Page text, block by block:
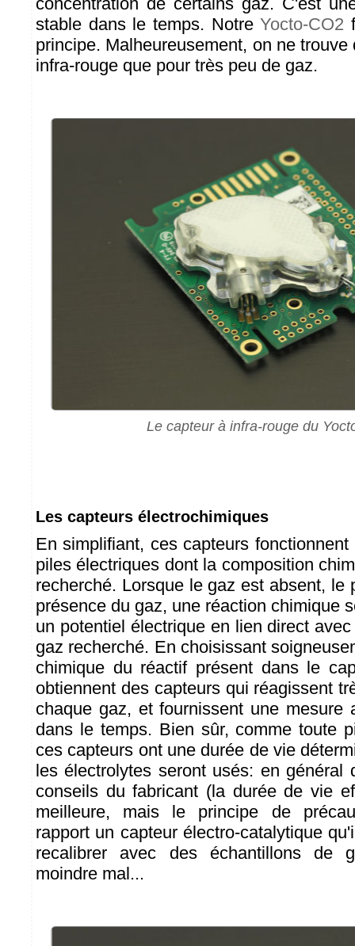
stable dans le temps. NotreYocto-CO2
principe. Malheureusement, on ne
infra-rouge que pour très peu de gaz.
Le capteur à infra-rouge du
Les capteurs électrochimiques
En simplifiant, ces capteurs
piles électriques dont la composition
recherché. Lorsque le gaz est absent, le
présence du gaz, une réaction chimique
un potentiel électrique en lien direct
gaz recherché. En choisissant
chimique du réactif présent dans le
obtiennent des capteurs qui réagissent
chaque gaz, et fournissent une mesure
dans le temps. Bien sûr, comme toute
ces capteurs ont une durée de vie
les électrolytes seront usés: en général
conseils du fabricant (la durée de vie
meilleure, mais le principe de
rapport un capteur électro-catalytique
recalibrer avec des échantillons de
moindre mal...